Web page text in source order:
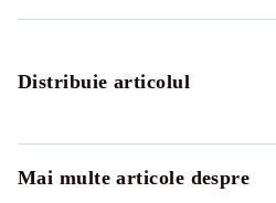
Distribuie articolul
Mai multe articole despre